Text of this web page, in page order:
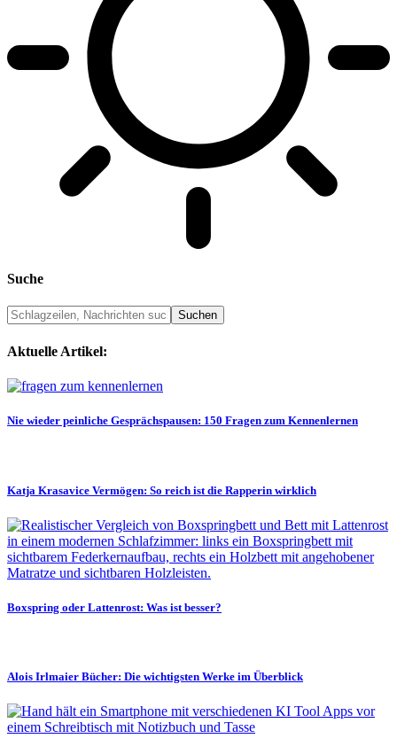
Suche
Aktuelle Artikel:
Nie wieder peinliche Gesprächspausen: 150 Fragen zum Kennenlernen
Katja Krasavice Vermögen: So reich ist die Rapperin wirklich
Boxspring oder Lattenrost: Was ist besser?
Alois Irlmaier Bücher: Die wichtigsten Werke im Überblick